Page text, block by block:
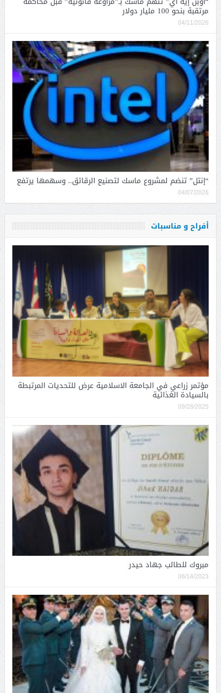
مرتقبة بنحو 100 مليار دولار
04/11/2026
“إنتل” تنضم لمشروع ماسك لتصنيع الرقائق.. وسهمها يرتفع
04/07/2026
أفراح و مناسبات
مؤتمر زراعي في الجامعة الاسلامية عرض للتحديات المرتبطة
بالسيادة الغذائية
09/28/2025
مبروك للطالب جهاد حيدر
06/14/2023